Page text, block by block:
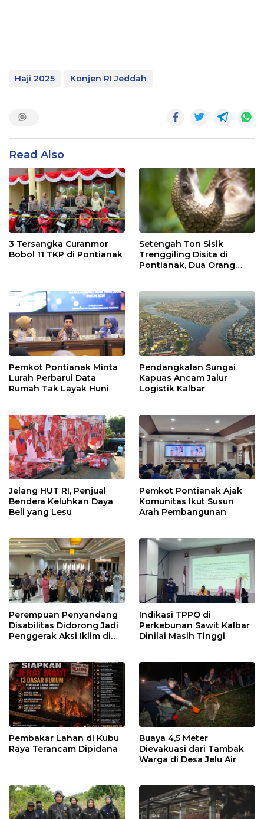
Haji 2025 Konjen RI Jeddah
Read Also
3 Tersangka Curanmor
Bobol 11 TKP di Pontianak
Setengah Ton Sisik
Trenggiling Disita di
Pontianak, Dua Orang
Pemkot Pontianak Minta
Lurah Perbarui Data
Rumah Tak Layak Huni
Pendangkalan Sungai
Kapuas Ancam Jalur
Logistik Kalbar
Jelang HUT RI, Penjual
Bendera Keluhkan Daya
Beli yang Lesu
Pemkot Pontianak Ajak
Komunitas Ikut Susun
Arah Pembangunan
Perempuan Penyandang
Disabilitas Didorong Jadi
Penggerak Aksi Iklim di
Indikasi TPPO di
Perkebunan Sawit Kalbar
Dinilai Masih Tinggi
Pembakar Lahan di Kubu
Raya Terancam Dipidana
Buaya 4,5 Meter
Dievakuasi dari Tambak
Warga di Desa Jelu Air